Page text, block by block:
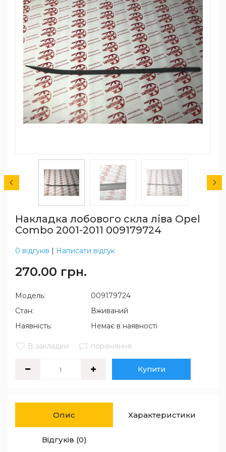
Накладка лобового скла ліва Opel
Combo 2001-2011 009179724
0 відгуків | Написати відгук
270.00 грн.
Модель:
009179724
Стан:
Вживаний
Наявність:
Немає в наявності
В закладки порівняння
Купити
Опис Характеристики
Відгуків (0)